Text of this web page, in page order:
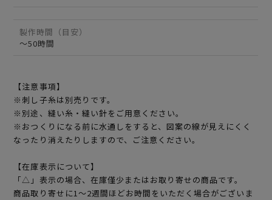
製作時間（目安）
～50時間
【注意事項】
※刺し子糸は別売りです。
※別途、縫い糸・縫い針をご用意ください。
※おつくりになる前に水通しをすると、図案の線が見えにくく
なったり消えたりしますので、ご注意ください。
【在庫表示について】
「△」表示の場合、在庫僅少またはお取り寄せの商品です。
商品取り寄せに1～2週間ほどお時間をいただく場合がございま